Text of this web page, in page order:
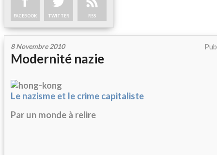
FACEBOOK TWITTER RSS
8 Novembre 2010
Modernité nazie
Le nazisme et le crime capitaliste
Par un monde à relire